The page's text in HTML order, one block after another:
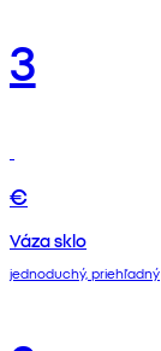
3
€
Váza sklo
jednoduchý, priehľadný